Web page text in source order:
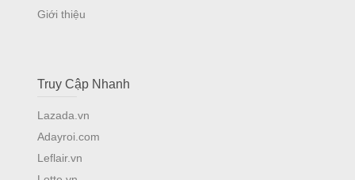
Giới thiệu
Truy Cập Nhanh
Lazada.vn
Adayroi.com
Leflair.vn